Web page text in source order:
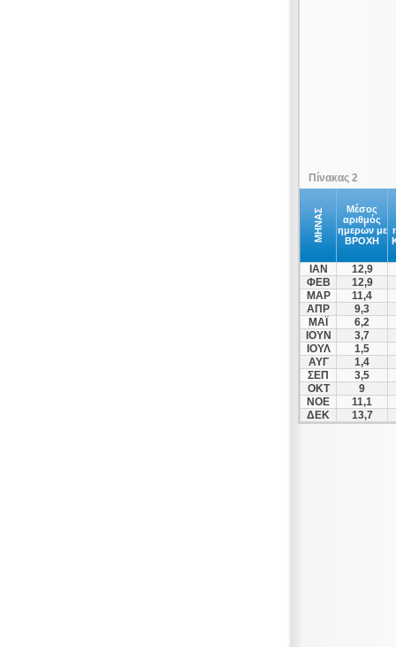
Πίνακας 2
ΜΗΝΑΣ
Μέσος
αριθμός
ημερών με
ΒΡΟΧΗ
ΙΑΝ
12,9
ΦΕΒ
12,9
ΜΑΡ
11,4
ΑΠΡ
9,3
ΜΑΪ
6,2
ΙΟΥΝ
3,7
ΙΟΥΛ
1,5
ΑΥΓ
1,4
ΣΕΠ
3,5
ΟΚΤ
9
ΝΟΕ
11,1
ΔΕΚ
13,7